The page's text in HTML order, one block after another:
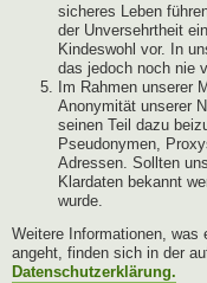
sicheres Leben
der Unversehrtheit
Kindeswohl vor. In
das jedoch noch nie
Im Rahmen unserer
Anonymität unserer
seinen Teil dazu
Pseudonymen,
Adressen. Sollten
Klardaten bekannt
wurde.
Weitere Informationen, was
angeht, finden sich in der
Datenschutzerklärung.